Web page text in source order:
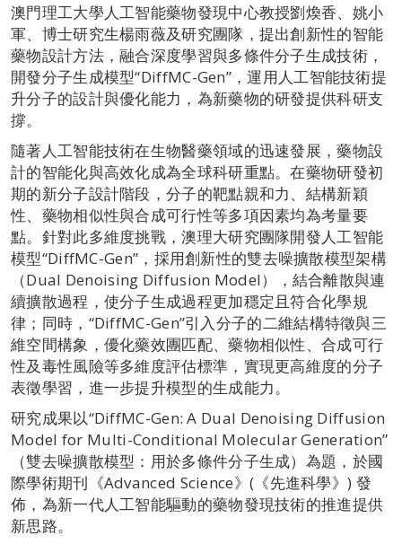
澳門理工大學人工智能藥物發現中心教授劉煥香、姚小
軍、博士研究生楊雨薇及研究團隊，提出創新性的智能
藥物設計方法，融合深度學習與多條件分子生成技術，
開發分子生成模型“DiffMC-Gen”，運用人工智能技術提
升分子的設計與優化能力，為新藥物的研發提供科研支
撐。
隨著人工智能技術在生物醫藥領域的迅速發展，藥物設
計的智能化與高效化成為全球科研重點。在藥物研發初
期的新分子設計階段，分子的靶點親和力、結構新穎
性、藥物相似性與合成可行性等多項因素均為考量要
點。針對此多維度挑戰，澳理大研究團隊開發人工智能
模型“DiffMC-Gen”，採用創新性的雙去噪擴散模型架構
（Dual Denoising Diffusion Model），結合離散與連
續擴散過程，使分子生成過程更加穩定且符合化學規
律；同時，“DiffMC-Gen”引入分子的二維結構特徵與三
維空間構象，優化藥效團匹配、藥物相似性、合成可行
性及毒性風險等多維度評估標準，實現更高維度的分子
表徵學習，進一步提升模型的生成能力。
研究成果以“DiffMC-Gen: A Dual Denoising Diffusion
Model for Multi-Conditional Molecular Generation”
（雙去噪擴散模型：用於多條件分子生成）為題，於國
際學術期刊《Advanced Science》(《先進科學》) 發
佈，為新一代人工智能驅動的藥物發現技術的推進提供
新思路。